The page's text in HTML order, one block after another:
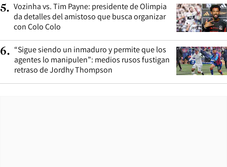
5. Vozinha vs. Tim Payne: presidente de Olimpia
da detalles del amistoso que busca organizar
con Colo Colo
6. “Sigue siendo un inmaduro y permite que los
agentes lo manipulen”: medios rusos fustigan
retraso de Jordhy Thompson